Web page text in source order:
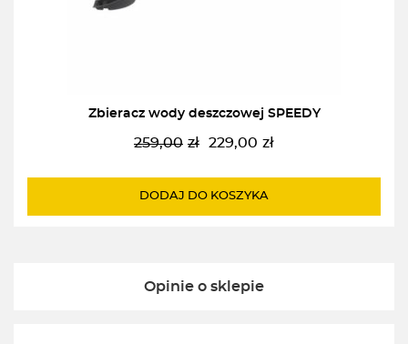
Zbieracz wody deszczowej SPEEDY
259,00 zł
Pierwotna
wynosiła:
229,00 zł
Aktualna
wynosi:
DODAJ DO KOSZYKA
Opinie o sklepie